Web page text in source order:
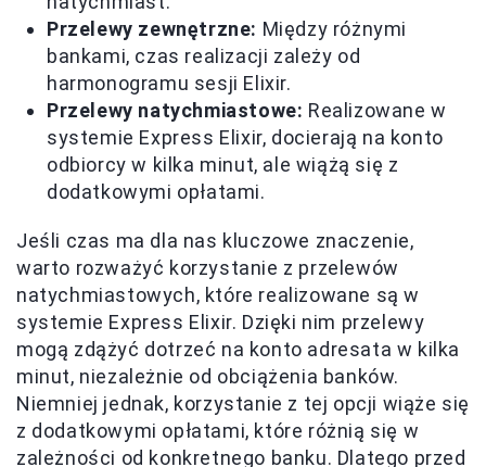
Przelewy zewnętrzne: Między różnymi
bankami, czas realizacji zależy od
harmonogramu sesji Elixir.
Przelewy natychmiastowe: Realizowane w
systemie Express Elixir, docierają na konto
odbiorcy w kilka minut, ale wiążą się z
dodatkowymi opłatami.
Jeśli czas ma dla nas kluczowe znaczenie,
warto rozważyć korzystanie z przelewów
natychmiastowych, które realizowane są w
systemie Express Elixir. Dzięki nim przelewy
mogą zdążyć dotrzeć na konto adresata w kilka
minut, niezależnie od obciążenia banków.
Niemniej jednak, korzystanie z tej opcji wiąże się
z dodatkowymi opłatami, które różnią się w
zależności od konkretnego banku. Dlatego przed